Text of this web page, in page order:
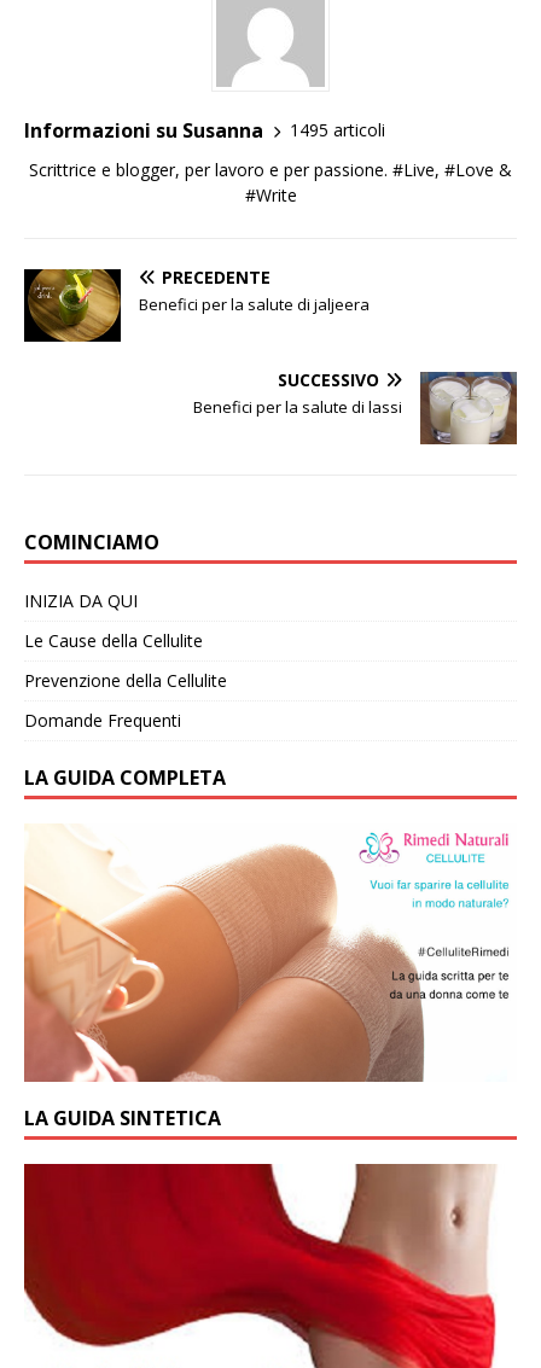
Informazioni su Susanna
1495 articoli
Scrittrice e blogger, per lavoro e per passione. #Live, #Love &
#Write
PRECEDENTE
Benefici per la salute di jaljeera
SUCCESSIVO
Benefici per la salute di lassi
COMINCIAMO
INIZIA DA QUI
Le Cause della Cellulite
Prevenzione della Cellulite
Domande Frequenti
LA GUIDA COMPLETA
LA GUIDA SINTETICA